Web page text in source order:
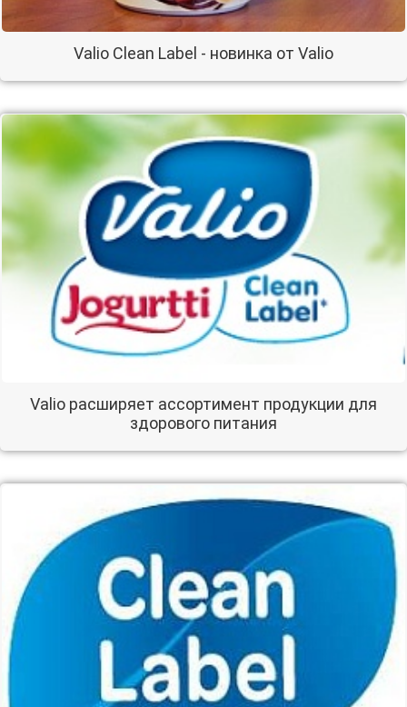
Valio Clean Label - новинка от Valio
Valio расширяет ассортимент продукции для
здорового питания